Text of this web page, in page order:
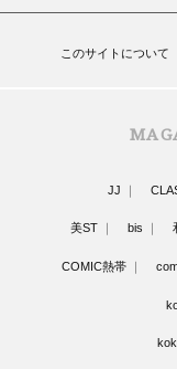
このサイトについて
JJ
美ST bis
COMIC熱帯